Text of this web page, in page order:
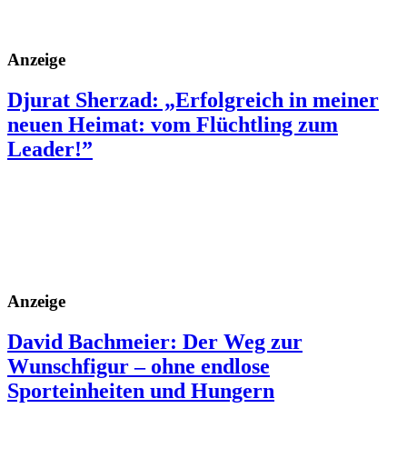
Anzeige
Djurat Sherzad: „Erfolgreich in meiner
neuen Heimat: vom Flüchtling zum
Leader!”
Anzeige
David Bachmeier: Der Weg zur
Wunschfigur – ohne endlose
Sporteinheiten und Hungern